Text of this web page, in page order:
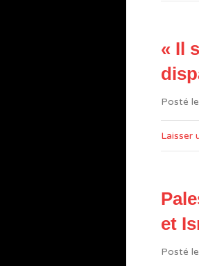
« Il
Posté le
Laisser
et
Posté le